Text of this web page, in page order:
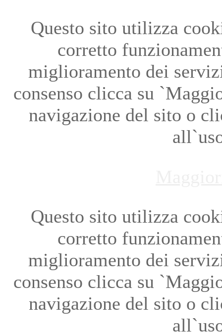
Questo sito utilizza
corretto
miglioramento dei
consenso clicca su
navigazione del sito o
Questo sito utilizza
corretto
miglioramento dei
consenso clicca su
navigazione del sito o